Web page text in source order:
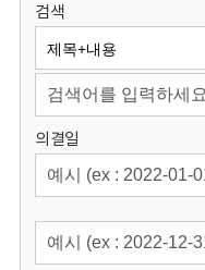
원
회
검색
의결일